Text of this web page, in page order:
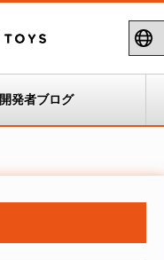
開発者ブログ